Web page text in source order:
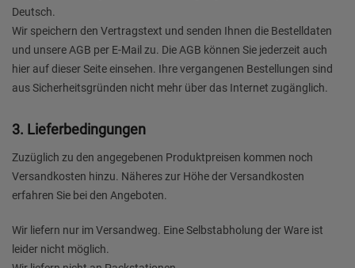
Deutsch.
Wir speichern den Vertragstext und senden Ihnen die Bestelldaten
und unsere AGB per E-Mail zu. Die AGB können Sie jederzeit auch
hier auf dieser Seite einsehen. Ihre vergangenen Bestellungen sind
aus Sicherheitsgründen nicht mehr über das Internet zugänglich.
3. Lieferbedingungen
Zuzüglich zu den angegebenen Produktpreisen kommen noch
Versandkosten hinzu. Näheres zur Höhe der Versandkosten
erfahren Sie bei den Angeboten.
Wir liefern nur im Versandweg. Eine Selbstabholung der Ware ist
leider nicht möglich.